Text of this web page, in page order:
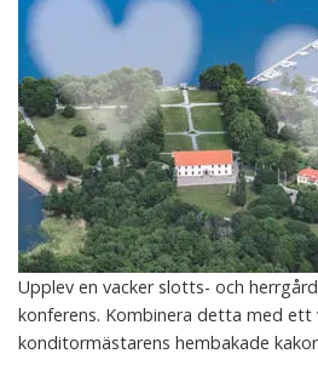
Upplev en vacker slotts- och
konferens. Kombinera detta med ett
konditormästarens hembakade